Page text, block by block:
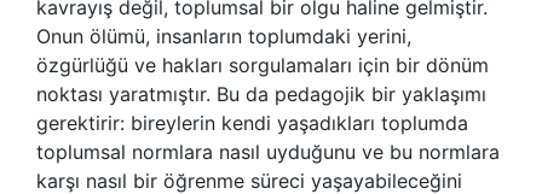
kavrayış değil, toplumsal bir olgu haline gelmiştir.
Onun ölümü, insanların toplumdaki yerini,
özgürlüğü ve hakları sorgulamaları için bir dönüm
noktası yaratmıştır. Bu da pedagojik bir yaklaşımı
gerektirir: bireylerin kendi yaşadıkları toplumda
toplumsal normlara nasıl uyduğunu ve bu normlara
karşı nasıl bir öğrenme süreci yaşayabileceğini